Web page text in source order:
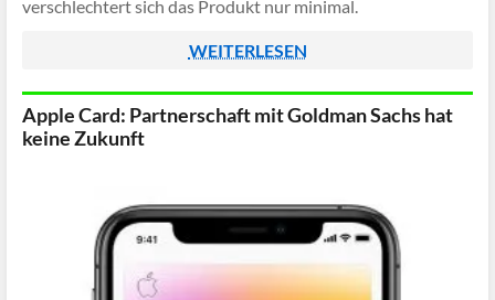
verschlechtert sich das Produkt nur minimal.
WEITERLESEN
Apple Card: Partnerschaft mit Goldman Sachs hat
keine Zukunft